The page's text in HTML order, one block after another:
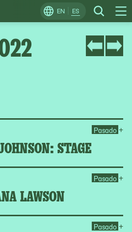
EN ES Search
Change
Locale
STAGE
Pasado +
LAWSON
Pasado +
Pasado +